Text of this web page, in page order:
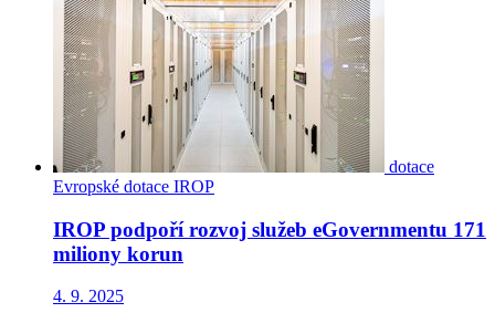
dotace
Evropské dotace IROP
IROP podpoří rozvoj služeb eGovernmentu 171
miliony korun
4. 9. 2025